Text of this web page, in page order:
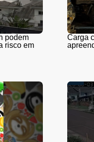
podem
risco em
Carga